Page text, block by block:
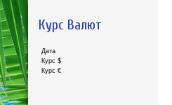
Курс Валют
Дата
Курс $
Курс €